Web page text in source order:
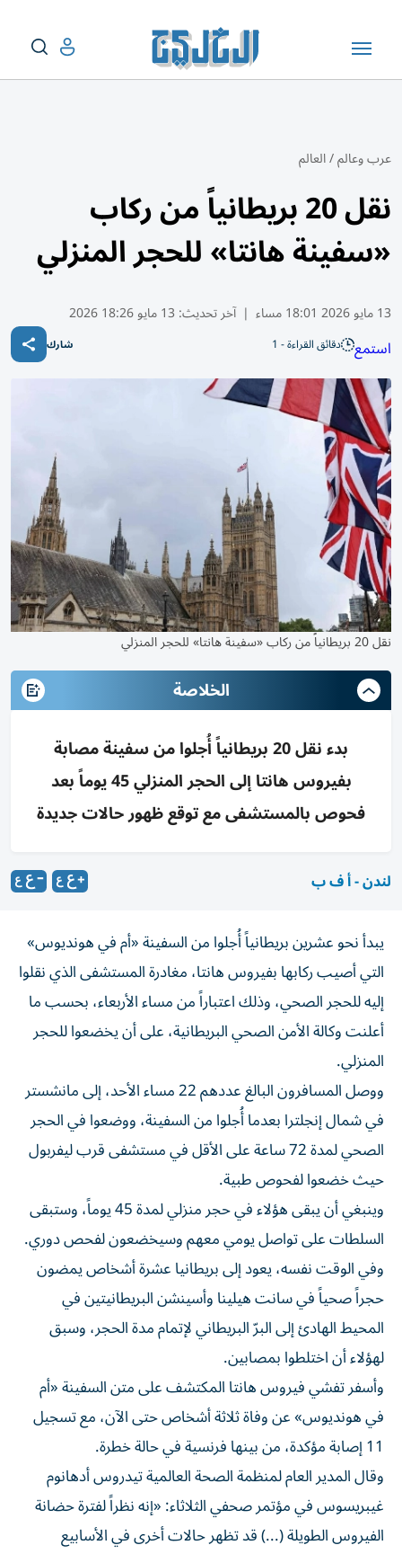
عرب وعالم/العالم
نقل 20 بريطانياً من ركاب
«سفينة هانتا» للحجر المنزلي
13 مايو 2026 18:01 مساء | آخر تحديث: 13 مايو 18:26 2026
استمع دقائق القراءة - 1 شارك
نقل 20 بريطانياً من ركاب «سفينة هانتا» للحجر المنزلي
الخلاصة
بدء نقل 20 بريطانياً أُجلوا من سفينة مصابة
بفيروس هانتا إلى الحجر المنزلي 45 يوماً بعد
فحوص بالمستشفى مع توقع ظهور حالات جديدة
لندن - أ ف ب
يبدأ نحو عشرين بريطانياً أُجلوا من السفينة «أم في هونديوس»
التي أصيب ركابها بفيروس هانتا، مغادرة المستشفى الذي نقلوا
إليه للحجر الصحي، وذلك اعتباراً من مساء الأربعاء، بحسب ما
أعلنت وكالة الأمن الصحي البريطانية، على أن يخضعوا للحجر
المنزلي.
ووصل المسافرون البالغ عددهم 22 مساء الأحد، إلى مانشستر
في شمال إنجلترا بعدما أُجلوا من السفينة، ووضعوا في الحجر
الصحي لمدة 72 ساعة على الأقل في مستشفى قرب ليفربول
حيث خضعوا لفحوص طبية.
وينبغي أن يبقى هؤلاء في حجر منزلي لمدة 45 يوماً، وستبقى
السلطات على تواصل يومي معهم وسيخضعون لفحص دوري.
وفي الوقت نفسه، يعود إلى بريطانيا عشرة أشخاص يمضون
حجراً صحياً في سانت هيلينا وأسينشن البريطانيتين في
المحيط الهادئ إلى البرّ البريطاني لإتمام مدة الحجر، وسبق
لهؤلاء أن اختلطوا بمصابين.
وأسفر تفشي فيروس هانتا المكتشف على متن السفينة «أم
في هونديوس» عن وفاة ثلاثة أشخاص حتى الآن، مع تسجيل
11 إصابة مؤكدة، من بينها فرنسية في حالة خطرة.
وقال المدير العام لمنظمة الصحة العالمية تيدروس أدهانوم
غيبريسوس في مؤتمر صحفي الثلاثاء: «إنه نظراً لفترة حضانة
الفيروس الطويلة (...) قد تظهر حالات أخرى في الأسابيع